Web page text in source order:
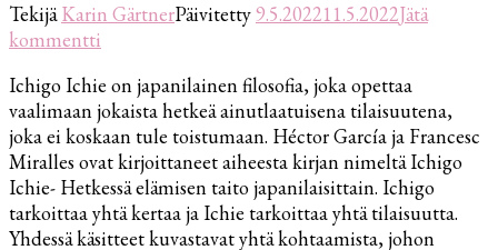
TekijäKarin GärtnerPäivitetty9.5.202211.5.2022Jätä
kommentti
ichie-
japanilainen
hetkessä
elämisen
filosfia
Ichigo Ichie on japanilainen filosofia, joka opettaa
vaalimaan jokaista hetkeä ainutlaatuisena tilaisuutena,
joka ei koskaan tule toistumaan. Héctor García ja Francesc
Miralles ovat kirjoittaneet aiheesta kirjan nimeltä Ichigo
Ichie- Hetkessä elämisen taito japanilaisittain. Ichigo
tarkoittaa yhtä kertaa ja Ichie tarkoittaa yhtä tilaisuutta.
Yhdessä käsitteet kuvastavat yhtä kohtaamista, johon